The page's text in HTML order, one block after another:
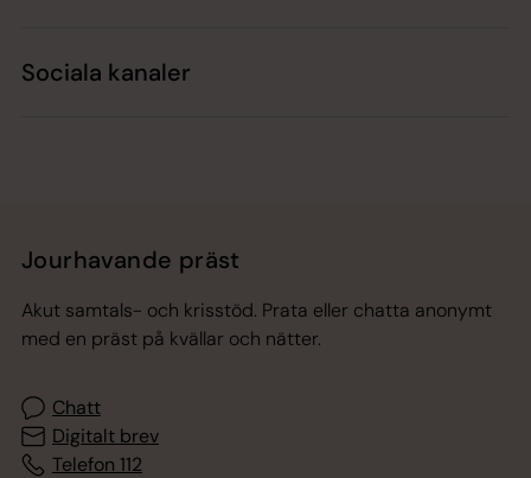
Sociala kanaler
Jourhavande präst
Akut samtals- och krisstöd. Prata eller chatta anonymt
med en präst på kvällar och nätter.
Chatt
Digitalt brev
Telefon 112